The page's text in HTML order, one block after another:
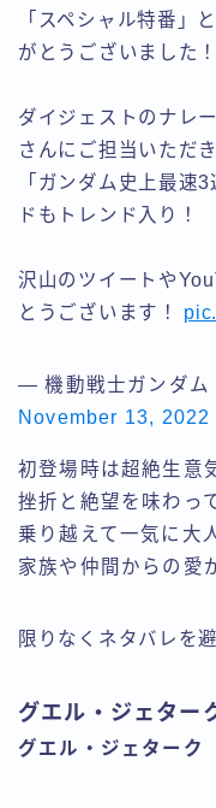
「スペシャル特番」
がとうございました！
ダイジェストのナレ
さんにご担当いただき
「ガンダム史上最速
ドもトレンド入り！
沢山のツイートや
とうございます！
— 機動戦士ガンダム
November 13, 2022
初登場時は超絶生意
挫折と絶望を味わっ
乗り越えて一気に大
家族や仲間からの愛
限りなくネタバレを
グエル・ジェター
グエル・ジェターク